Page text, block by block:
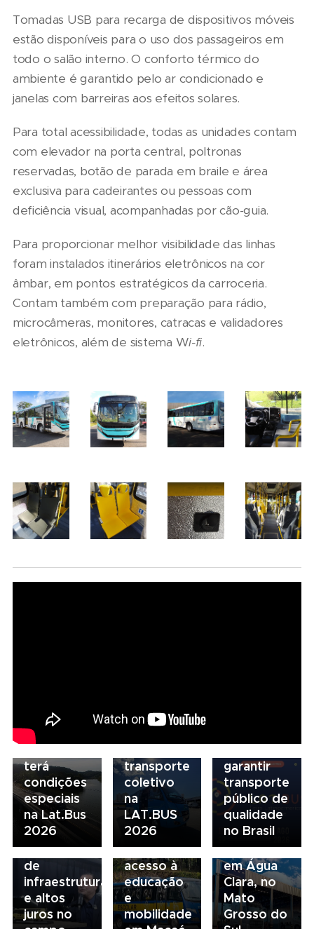
Tomadas USB para recarga de dispositivos móveis
estão disponíveis para o uso dos passageiros em
todo o salão interno. O conforto térmico do
ambiente é garantido pelo ar condicionado e
janelas com barreiras aos efeitos solares.
Para total acessibilidade, todas as unidades contam
com elevador na porta central, poltronas
reservadas, botão de parada em braile e área
exclusiva para cadeirantes ou pessoas com
deficiência visual, acompanhadas por cão-guia.
Para proporcionar melhor visibilidade das linhas
foram instalados itinerários eletrônicos na cor
âmbar, em pontos estratégicos da carroceria.
Contam também com preparação para rádio,
microcâmeras, monitores, catracas e validadores
eletrônicos, além de sistema Wi-fi.
Scania
Serviços
terá
condições
especiais
na Lat.Bus
2026
e
transporte
coletivo
na
LAT.BUS
2026
garantir
transporte
público de
qualidade
no Brasil
05/08/2026
Presidente
da FAESP
alerta para
gargalos
de
infraestrutura
e altos
juros no
04/08/2026
Renovação
da frota
escolar
fortalece
acesso à
educação
e
mobilidade
03/08/2026
Volvo
inaugura
concessionária
em Água
Clara, no
Mato
Grosso do